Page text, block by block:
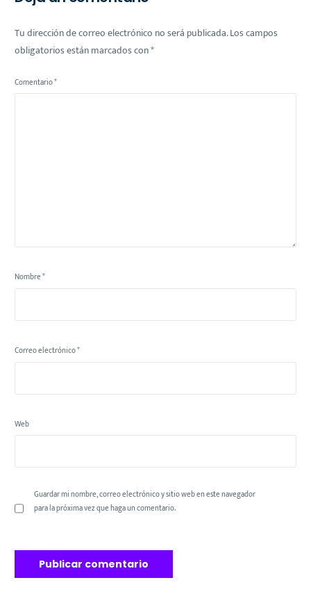
Tu dirección de correo electrónico no será publicada.Los campos
obligatorios están marcados con*
Comentario*
Nombre*
Correo electrónico*
Web
Guardar mi nombre, correo electrónico y sitio web en este navegador
para la próxima vez que haga un comentario.